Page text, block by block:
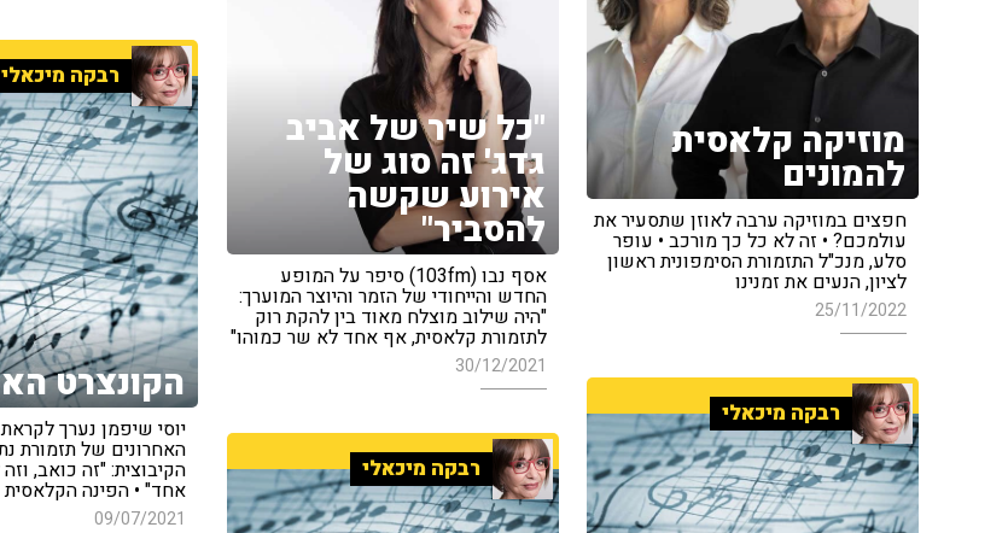
מוזיקה קלאסית
להמונים
חפצים במוזיקה ערבה לאוזן שתסעיר את
עולמכם? • זה לא כל כך מורכב • עופר
סלע, מנכ"ל התזמורת הסימפונית ראשון
לציון, הנעים את זמנינו
25/11/2022
"כל שיר של אביב
גדג' זה סוג של
אירוע שקשה
להסביר"
אסף נבו (103fm) סיפר על המופע
החדש והייחודי של הזמר והיוצר המוערך:
"היה שילוב מוצלח מאוד בין להקת רוק
לתזמורת קלאסית, אף אחד לא שר כמוהו"
30/12/2021
רבקה מיכאלי
הקונצרט
יוסי שיפמן נערך
האחרונים של תזמורת
הקיבוצית: "זה כואב,
אחד" • הפינה הקלאסית
09/07/2021
רבקה מיכאלי
רבקה מיכאלי